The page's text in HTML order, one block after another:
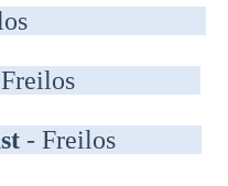
Freilos
- Freilos